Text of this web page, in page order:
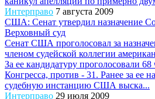
Интерправо 7 августа 2009
США: Сенат утвердил назначение
Верховный суд
Сенат США проголосовал за
членом судейской коллегии
За ее кандидатуру проголосовали
Конгресса, против - 31. Ранее за ее
судебную инстанцию США выска...
Интерправо 29 июля 2009